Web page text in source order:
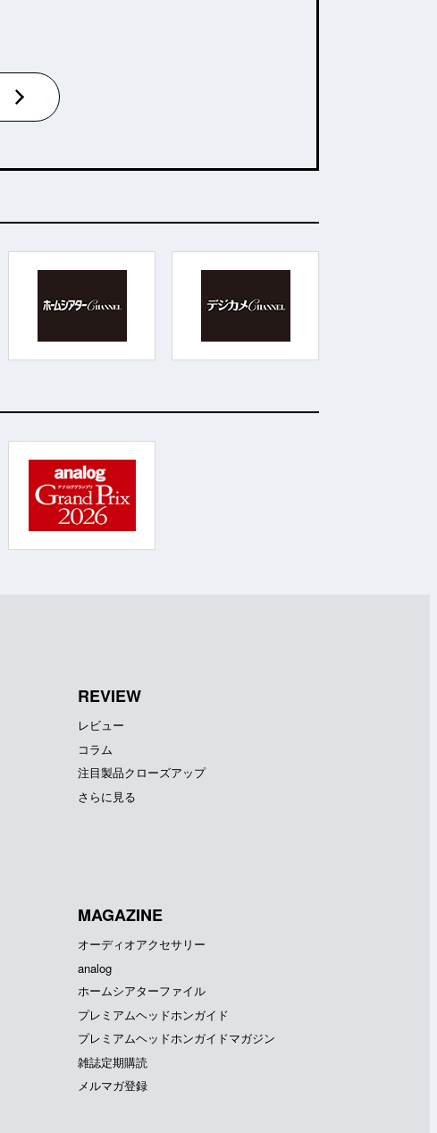
REVIEW
レビュー
コラム
注目製品クローズアップ
さらに見る
MAGAZINE
オーディオアクセサリー
analog
ホームシアターファイル
プレミアムヘッドホンガイド
プレミアムヘッドホンガイドマガジン
雑誌定期購読
メルマガ登録